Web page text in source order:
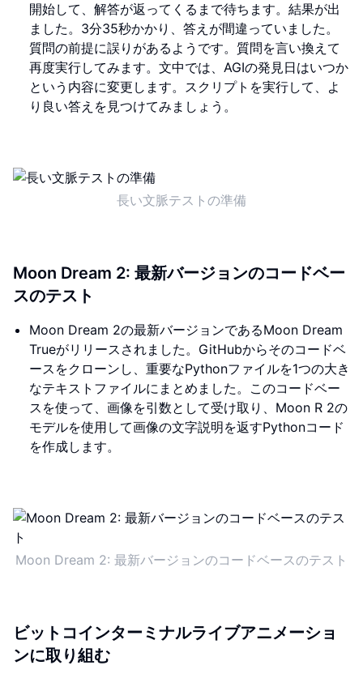
開始して、解答が返ってくるまで待ちます。結果が出
ました。3分35秒かかり、答えが間違っていました。
質問の前提に誤りがあるようです。質問を言い換えて
再度実行してみます。文中では、AGIの発見日はいつか
という内容に変更します。スクリプトを実行して、よ
り良い答えを見つけてみましょう。
長い文脈テストの準備
Moon Dream 2: 最新バージョンのコードベー
スのテスト
Moon Dream 2の最新バージョンであるMoon Dream
Trueがリリースされました。GitHubからそのコードベ
ースをクローンし、重要なPythonファイルを1つの大き
なテキストファイルにまとめました。このコードベー
スを使って、画像を引数として受け取り、Moon R 2の
モデルを使用して画像の文字説明を返すPythonコード
を作成します。
Moon Dream 2: 最新バージョンのコードベースのテスト
ビットコインターミナルライブアニメーショ
ンに取り組む